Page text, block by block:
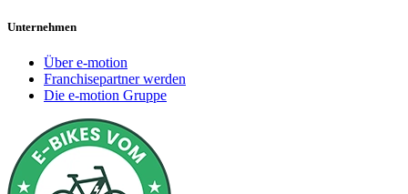
Unternehmen
Über e-motion
Franchisepartner werden
Die e-motion Gruppe